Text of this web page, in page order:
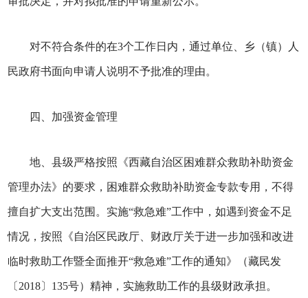
对不符合条件的在3个工作日内，通过单位、乡（镇）人
民政府书面向申请人说明不予批准的理由。
四、加强资金管理
地、县级严格按照《西藏自治区困难群众救助补助资金
管理办法》的要求，困难群众救助补助资金专款专用，不得
擅自扩大支出范围。实施“救急难”工作中，如遇到资金不足
情况，按照《自治区民政厅、财政厅关于进一步加强和改进
临时救助工作暨全面推开“救急难”工作的通知》（藏民发
〔2018〕135号）精神，实施救助工作的县级财政承担。